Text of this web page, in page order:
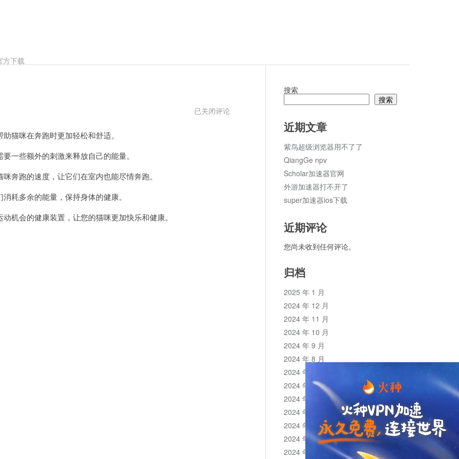
方下载
花
已关闭评论
咪在奔跑时更加轻松和舒适。
些额外的刺激来释放自己的能量。
跑的速度，让它们在室内也能尽情奔跑。
多余的能量，保持身体的健康。
会的健康装置，让您的猫咪更加快乐和健康。
搜索
搜索
近期文章
紫鸟超级浏览器用不了了
QiangGe npv
Scholar加速器官网
外游加速器打不开了
super加速器ios下载
近期评论
您尚未收到任何评论。
归档
2025 年 1 月
2024 年 12 月
2024 年 11 月
2024 年 10 月
2024 年 9 月
2024 年 8 月
2024 年 7 月
2024 年 6 月
2024 年 5 月
2024 年 4 月
2024 年 3 月
2024 年 2 月
2024 年 1 月